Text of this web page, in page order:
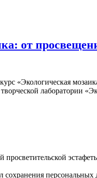
от
«Экологическая
лаборатории
просветительской
персональных